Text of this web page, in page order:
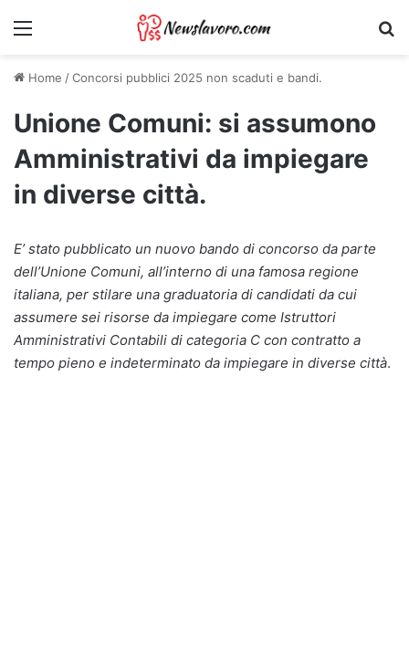
Menu
Home /Concorsi pubblici 2025 non scaduti e bandi.
Unione Comuni: si assumono
Amministrativi da impiegare
in diverse città.
E’ stato pubblicato un nuovo bando di concorso da parte
dell’Unione Comuni, all’interno di una famosa regione
italiana, per stilare una graduatoria di candidati da cui
assumere sei risorse da impiegare come Istruttori
Amministrativi Contabili di categoria C con contratto a
tempo pieno e indeterminato da impiegare in diverse città.